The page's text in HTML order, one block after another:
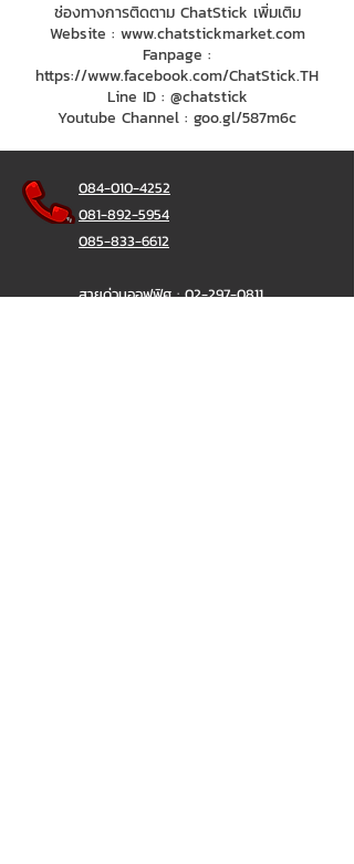
ช่องทางการติดตาม ChatStick เพิ่มเติม
Website : www.chatstickmarket.com
Fanpage :
https://www.facebook.com/ChatStick.TH
Line ID : @chatstick
Youtube Channel : goo.gl/587m6c
084-010-4252
081-892-5954
085-833-6612
สายด่วนออฟฟิศ :02-297-0811